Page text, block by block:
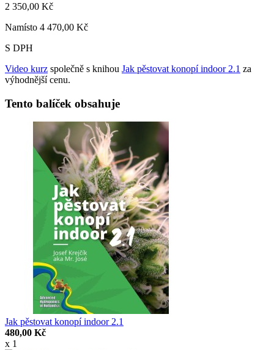
2 350,00 Kč
Namísto 4 470,00 Kč
S DPH
Video kurz společně s knihou Jak pěstovat konopí indoor 2.1 za
výhodnější cenu.
Tento balíček obsahuje
Jak pěstovat konopí indoor 2.1
480,00 Kč
x 1